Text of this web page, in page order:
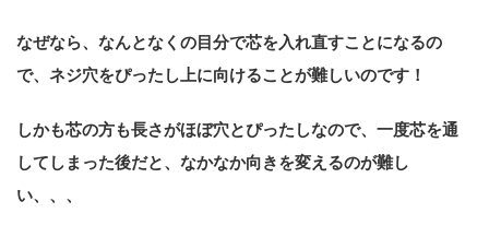
なぜなら、なんとなくの目分で芯を入れ直すことになるの
で、ネジ穴をぴったし上に向けることが難しいのです！
しかも芯の方も長さがほぼ穴とぴったしなので、一度芯を通
してしまった後だと、なかなか向きを変えるのが難し
い、、、